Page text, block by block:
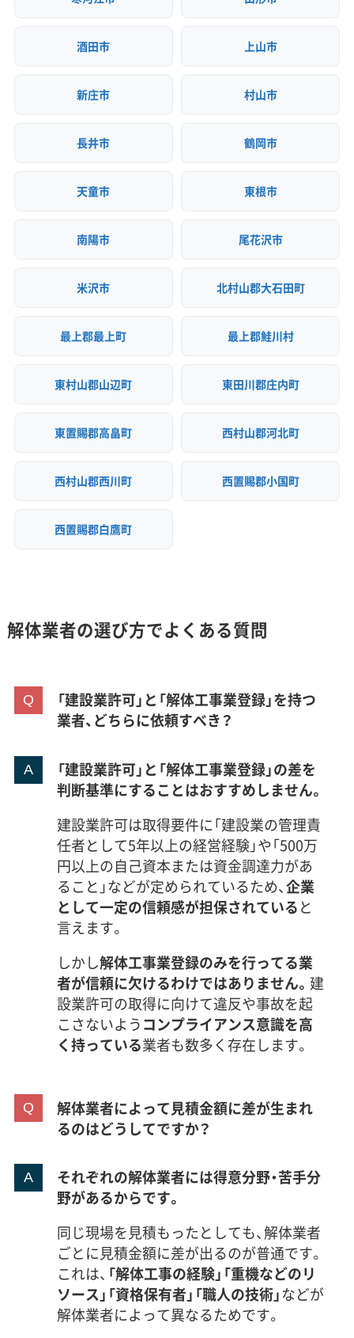
酒田市 上山市
新庄市 村山市
長井市 鶴岡市
天童市 東根市
南陽市 尾花沢市
米沢市 北村山郡大石田町
最上郡最上町 最上郡鮭川村
東村山郡山辺町 東田川郡庄内町
東置賜郡高畠町 西村山郡河北町
西村山郡西川町 西置賜郡小国町
西置賜郡白鷹町
解体業者の選び方でよくある質問
「建設業許可」と「解体工事業登録」を持つ
業者、どちらに依頼すべき？
「建設業許可」と「解体工事業登録」の差を
判断基準にすることはおすすめしません。
建設業許可は取得要件に「建設業の管理責
任者として5年以上の経営経験」や「500万
円以上の自己資本または資金調達力があ
ること」などが定められているため、企業
として一定の信頼感が担保されていると
言えます。
しかし解体工事業登録のみを行ってる業
者が信頼に欠けるわけではありません。 建
設業許可の取得に向けて違反や事故を起
こさないようコンプライアンス意識を高
く持っている業者も数多く存在します。
解体業者によって見積金額に差が生まれ
るのはどうしてですか？
それぞれの解体業者には得意分野・苦手分
野があるからです。
同じ現場を見積もったとしても、解体業者
ごとに見積金額に差が出るのが普通です。
これは、 「解体工事の経験」「重機などのリ
ソース」「資格保有者」「職人の技術」などが
解体業者によって異なるためです。